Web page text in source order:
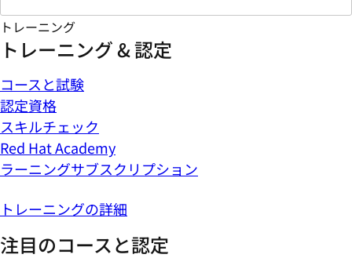
トレーニング
トレーニング & 認定
認定資格
スキルチェック
Red Hat Academy
ラーニングサブスクリプション
注目のコースと認定